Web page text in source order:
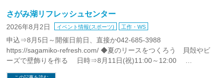
さがみ湖リフレッシュセンター
2026年8月2日 イベント情報(スポーツ) 工作・WS
申込⇒8月5日～開催日前日、直接か042-685-3988
https://sagamiko-refresh.com/ ◆夏のリースをつくろう 貝殻やビ
ーズで壁飾りを作る 日時⇒8月11日(祝)11:00～12:00 …